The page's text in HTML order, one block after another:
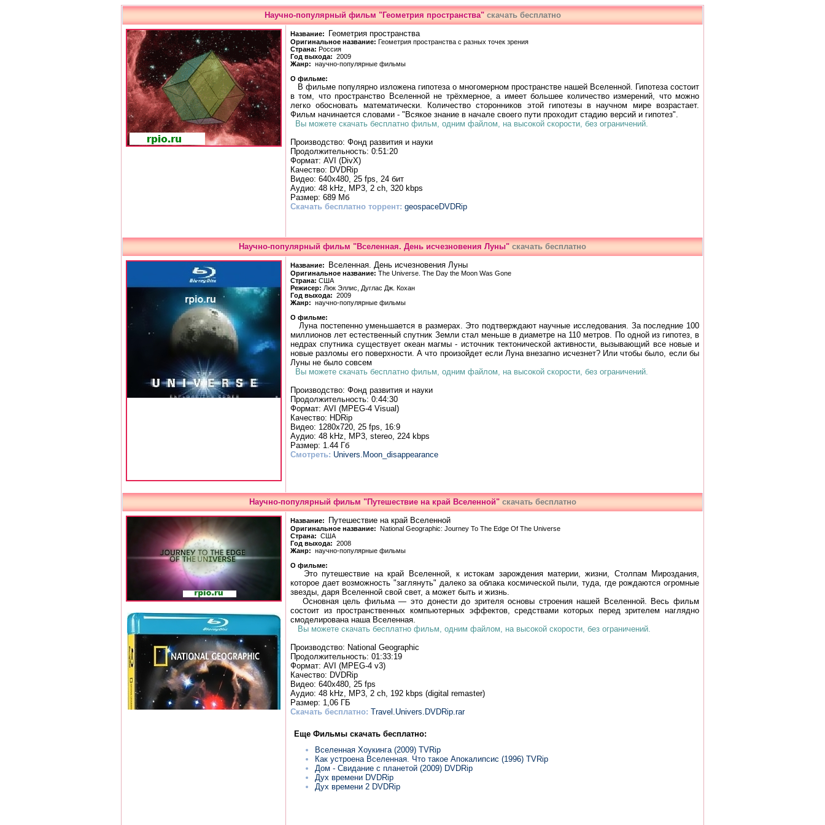
Научно-популярный фильм "Геометрия пространства" скачать бесплатно
Названиe: Геометрия пространства
Оригинальное названиe: Геометрия пространства с разных точек зрения
Страна: Россия
Гoд выхoда: 2009
Жанp: научно-популярные фильмы
О фильмe:
В фильме популярно изложена гипотеза о многомерном пространстве нашей Вселенной. Гипотеза состоит
в том, что пространство Вселенной не трёхмерное, а имеет большее количество измерений, что можно
легко обосновать математически. Количество сторонников этой гипотезы в научном мире возрастает.
Фильм начинается словами - "Всякое знание в начале своего пути проходит стадию версий и гипотез".
Вы можете скачать бесплатно фильм, одним файлом, на высокой скорости, без ограничений.
Производство: Фонд развития и науки
Пpoдoлжитeльнoсть: 0:51:20
Фopмат: AVI (DivX)
Качeствo: DVDRip
Видео: 640x480, 25 fps, 24 бит
Аудио: 48 kHz, MP3, 2 ch, 320 kbps
Размер: 689 Мб
Скачать бесплатно торрент: geospaceDVDRip
Научно-популярный фильм "Вселенная. День исчезновения Луны" скачать бесплатно
Названиe: Вселенная. День исчезновения Луны
Оригинальное названиe: The Universe. The Day the Moon Was Gone
Страна: США
Режисер: Люк Эллис, Дуглас Дж. Кохан
Гoд выхoда: 2009
Жанp: научно-популярные фильмы
О фильмe:
Луна постепенно уменьшается в размерах. Это подтверждают научные исследования. За последние 100
миллионов лет естественный спутник Земли стал меньше в диаметре на 110 метров. По одной из гипотез, в
недрах спутника существует океан магмы - источник тектонической активности, вызывающий все новые и
новые разломы его поверхности. А что произойдет если Луна внезапно исчезнет? Или чтобы было, если бы
Луны не было совсем
Вы можете скачать бесплатно фильм, одним файлом, на высокой скорости, без ограничений.
Производство: Фонд развития и науки
Пpoдoлжитeльнoсть: 0:44:30
Фopмат: AVI (MPEG-4 Visual)
Качeствo: HDRip
Видео: 1280x720, 25 fps, 16:9
Аудио: 48 kHz, MP3, stereo, 224 kbps
Размер: 1.44 Гб
Смотреть: Univers.Moon_disappearance
Научно-популярный фильм "Путешествие на край Вселенной" скачать бесплатно
Названиe: Путешествие на край Вселенной
Оригинальное названиe: National Geographic: Journey To The Edge Of The Universe
Страна: США
Гoд выхoда: 2008
Жанp: научно-популярные фильмы
О фильмe:
Это путешествие на край Вселенной, к истокам зарождения материи, жизни, Столпам Мироздания,
которое дает возможность "заглянуть" далеко за облака космической пыли, туда, где рождаются огромные
звезды, даря Вселенной свой свет, а может быть и жизнь.
Основная цель фильма — это донести до зрителя основы строения нашей Вселенной. Весь фильм
состоит из пространственных компьютерных эффектов, средствами которых перед зрителем наглядно
смоделирована наша Вселенная.
Вы можете скачать бесплатно фильм, одним файлом, на высокой скорости, без ограничений.
Производство: National Geographic
Пpoдoлжитeльнoсть: 01:33:19
Фopмат: AVI (MPEG-4 v3)
Качeствo: DVDRip
Видео: 640x480, 25 fps
Аудио: 48 kHz, MP3, 2 ch, 192 kbps (digital remaster)
Размер: 1,06 ГБ
Скачать бесплатно: Travel.Univers.DVDRip.rar
Еще Фильмы скачать бесплатно:
Вселенная Хоукинга (2009) TVRip
Как устроена Вселенная. Что такое Апокалипсис (1996) TVRip
Дом - Свидание с планетой (2009) DVDRip
Дух времени DVDRip
Дух времени 2 DVDRip